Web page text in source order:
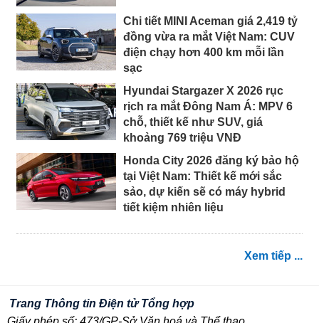
Chi tiết MINI Aceman giá 2,419 tỷ
đồng vừa ra mắt Việt Nam: CUV
điện chạy hơn 400 km mỗi lần
sạc
Hyundai Stargazer X 2026 rục
rịch ra mắt Đông Nam Á: MPV 6
chỗ, thiết kế như SUV, giá
khoảng 769 triệu VNĐ
Honda City 2026 đăng ký bảo hộ
tại Việt Nam: Thiết kế mới sắc
sảo, dự kiến sẽ có máy hybrid
tiết kiệm nhiên liệu
Xem tiếp ...
Trang Thông tin Điện tử Tổng hợp